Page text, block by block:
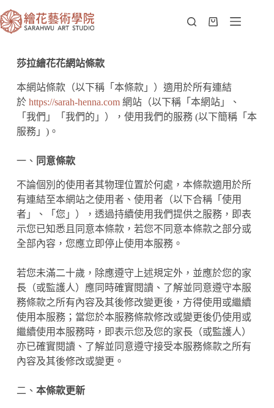
莎拉繪花花網站條款
本網站條款（以下稱「本條款」）適用於所有連結
於 https://sarah-henna.com網站（以下稱「本網站」、
「我們」「我們的」），使用我們的服務 (以下簡稱「本
服務」)。
一、 同意條款
不論個別的使用者其物理位置於何處，本條款適用於所
有連結至本網站之使用者、使用者（以下合稱「使用
者」、「您」），透過持續使用我們提供之服務，即表
示您已知悉且同意本條款，若您不同意本條款之部分或
全部內容，您應立即停止使用本服務。
若您未滿二十歲，除應遵守上述規定外，並應於您的家
長（或監護人）應同時確實閱讀、了解並同意遵守本服
務條款之所有內容及其後修改變更後，方得使用或繼續
使用本服務；當您於本服務條款修改或變更後仍使用或
繼續使用本服務時，即表示您及您的家長（或監護人）
亦已確實閱讀、了解並同意遵守接受本服務條款之所有
內容及其後修改或變更。
二、 本條款更新